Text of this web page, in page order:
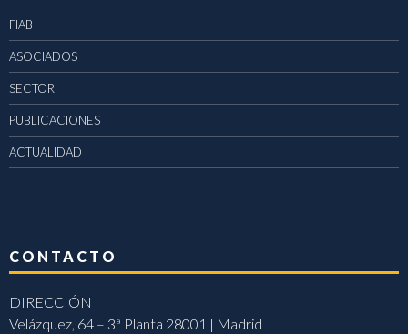
FIAB
ASOCIADOS
SECTOR
PUBLICACIONES
ACTUALIDAD
CONTACTO
DIRECCIÓN
Velázquez, 64 – 3ª Planta 28001 | Madrid